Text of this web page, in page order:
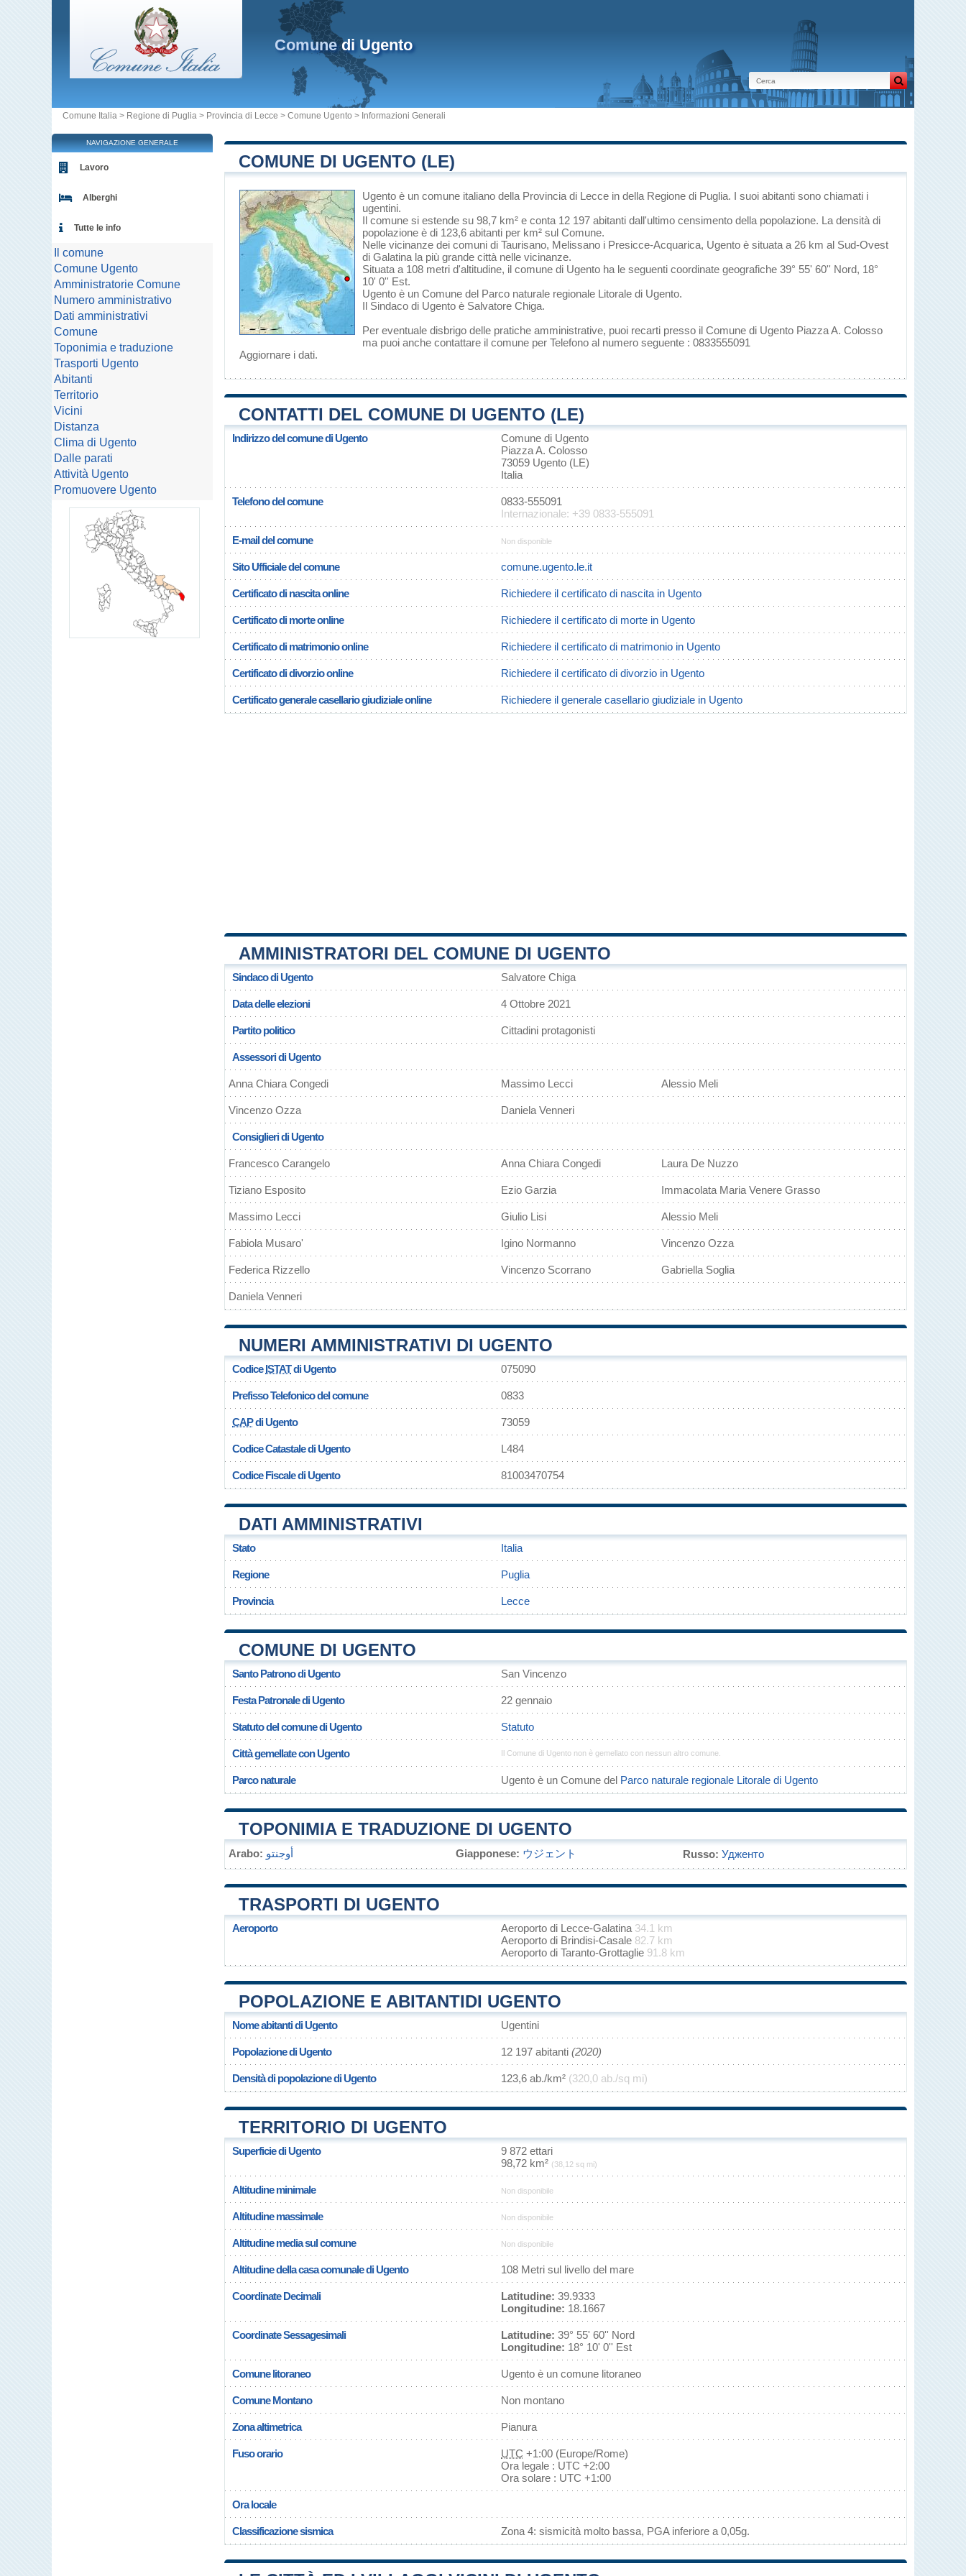
Comunedi Ugento
Comune Italia > Regione di Puglia > Provincia di Lecce > Comune Ugento > Informazioni Generali
COMUNE DI UGENTO (LE)
Ugento è un comune italiano della Provincia di Lecce in della Regione di Puglia. I suoi abitanti sono chiamati i
ugentini.
Il comune si estende su 98,7 km² e conta 12 197 abitanti dall'ultimo censimento della popolazione. La densità di
popolazione è di 123,6 abitanti per km² sul Comune.
Nelle vicinanze dei comuni di Taurisano, Melissano i Presicce-Acquarica, Ugento è situata a 26 km al Sud-Ovest
di Galatina la più grande città nelle vicinanze.
Situata a 108 metri d'altitudine, il comune di Ugento ha le seguenti coordinate geografiche 39° 55' 60'' Nord, 18°
10' 0'' Est.
Ugento è un Comune del Parco naturale regionale Litorale di Ugento.
Il Sindaco di Ugento è Salvatore Chiga.
Per eventuale disbrigo delle pratiche amministrative, puoi recarti presso il Comune di Ugento Piazza A. Colosso
ma puoi anche contattare il comune per Telefono al numero seguente : 0833555091
Aggiornare i dati.
CONTATTI DEL COMUNE DI UGENTO (LE)
Indirizzo del comune di Ugento
Comune di Ugento
Piazza A. Colosso
73059 Ugento (LE)
Italia
Telefono del comune
0833-555091
Internazionale: +39 0833-555091
E-mail del comune Non disponible
Sito Ufficiale del comune comune.ugento.le.it
Certificato di nascita online Richiedere il certificato di nascita in Ugento
Certificato di morte online Richiedere il certificato di morte in Ugento
Certificato di matrimonio online Richiedere il certificato di matrimonio in Ugento
Certificato di divorzio online Richiedere il certificato di divorzio in Ugento
Certificato generale casellario giudiziale online Richiedere il generale casellario giudiziale in Ugento
AMMINISTRATORI DEL COMUNE DI UGENTO
Sindaco di Ugento Salvatore Chiga
Data delle elezioni 4 Ottobre 2021
Partito politico Cittadini protagonisti
Assessori di Ugento
Anna Chiara Congedi Massimo Lecci Alessio Meli
Vincenzo Ozza Daniela Venneri
Consiglieri di Ugento
Francesco Carangelo Anna Chiara Congedi Laura De Nuzzo
Tiziano Esposito Ezio Garzia Immacolata Maria Venere Grasso
Massimo Lecci Giulio Lisi Alessio Meli
Fabiola Musaro' Igino Normanno Vincenzo Ozza
Federica Rizzello Vincenzo Scorrano Gabriella Soglia
Daniela Venneri
NUMERI AMMINISTRATIVI DI UGENTO
CodiceISTATdi Ugento 075090
Prefisso Telefonico del comune 0833
CAPdi Ugento 73059
Codice Catastale di Ugento L484
Codice Fiscale di Ugento 81003470754
DATI AMMINISTRATIVI
Stato Italia
Regione Puglia
Provincia Lecce
COMUNE DI UGENTO
Santo Patrono di Ugento San Vincenzo
Festa Patronale di Ugento 22 gennaio
Statuto del comune di Ugento Statuto
Città gemellate con Ugento Il Comune di Ugento non è gemellato con nessun altro comune.
Parco naturale Ugento è un Comune del Parco naturale regionale Litorale di Ugento
TOPONIMIA E TRADUZIONE DI UGENTO
Arabo: أوجنتو Giapponese: ウジェント Russo: Удженто
TRASPORTI DI UGENTO
Aeroporto Aeroporto di Lecce-Galatina 34.1 km
Aeroporto di Brindisi-Casale 82.7 km
Aeroporto di Taranto-Grottaglie 91.8 km
POPOLAZIONE E ABITANTIDI UGENTO
Nome abitanti di Ugento Ugentini
Popolazione di Ugento 12 197 abitanti (2020)
Densità di popolazione di Ugento 123,6 ab./km² (320,0 ab./sq mi)
TERRITORIO DI UGENTO
Superficie di Ugento
9 872 ettari
98,72 km² (38,12 sq mi)
Altitudine minimale Non disponibile
Altitudine massimale Non disponibile
Altitudine media sul comune Non disponibile
Altitudine della casa comunale di Ugento 108 Metri sul livello del mare
Coordinate Decimali Latitudine: 39.9333
Longitudine: 18.1667
Coordinate Sessagesimali Latitudine: 39° 55' 60'' Nord
Longitudine: 18° 10' 0'' Est
Comune litoraneo Ugento è un comune litoraneo
Comune Montano Non montano
Zona altimetrica Pianura
Fuso orario UTC +1:00 (Europe/Rome)
Ora legale : UTC +2:00
Ora solare : UTC +1:00
Ora locale
Classificazione sismica Zona 4: sismicità molto bassa, PGA inferiore a 0,05g.
NAVIGAZIONE GENERALE
Lavoro
Alberghi
Tutte le info
Il comune
Comune Ugento
Amministratorie Comune
Numero amministrativo
Dati amministrativi
Comune
Toponimia e traduzione
Trasporti Ugento
Abitanti
Territorio
Vicini
Distanza
Clima di Ugento
Dalle parati
Attività Ugento
Promuovere Ugento